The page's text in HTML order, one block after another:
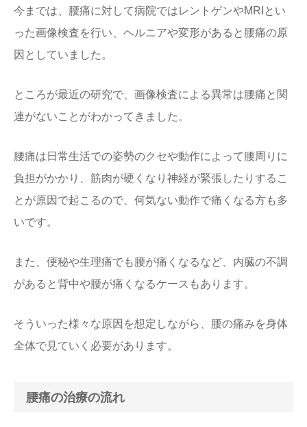
今までは、腰痛に対して病院ではレントゲンやMRIとい
った画像検査を行い、ヘルニアや変形があると腰痛の原
因としていました。
ところが最近の研究で、画像検査による異常は腰痛と関
連がないことがわかってきました。
腰痛は日常生活での姿勢のクセや動作によって腰周りに
負担がかかり、筋肉が硬くなり神経が緊張したりするこ
とが原因で起こるので、何気ない動作で痛くなる方も多
いです。
また、便秘や生理痛でも腰が痛くなるなど、内臓の不調
があると背中や腰が痛くなるケースもあります。
そういった様々な原因を想定しながら、腰の痛みを身体
全体で見ていく必要があります。
腰痛の治療の流れ